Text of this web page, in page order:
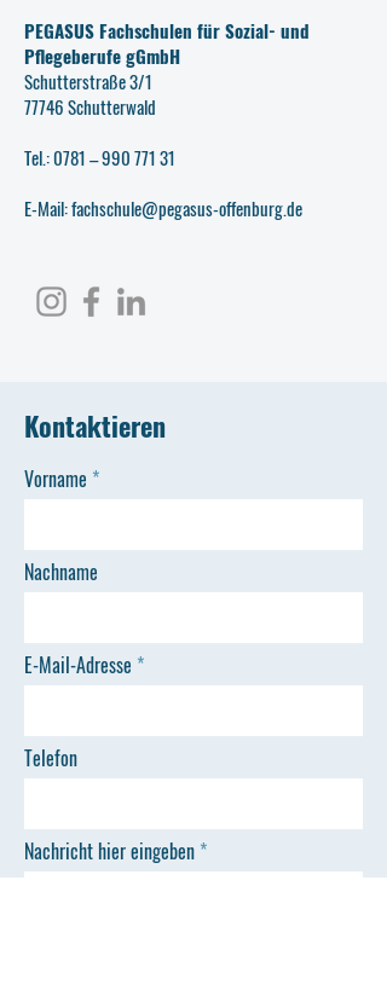
PEGASUS Fachschulen für Sozial- und
Pflegeberufe gGmbH
Schutterstraße 3/1
77746 Schutterwald
Tel.: 0781 –990 771 31
E-Mail: fachschule@pegasus-offenburg.de
Kontaktieren
Vorname
Nachname
E-Mail-Adresse
Telefon
Nachricht hier eingeben